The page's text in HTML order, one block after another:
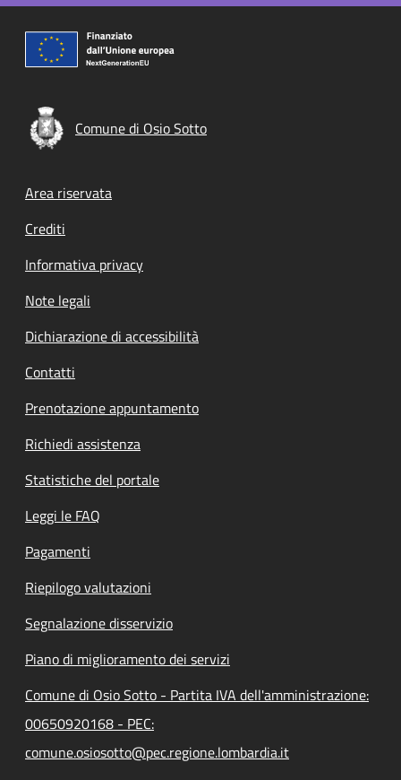
Comune di Osio Sotto
Footer menu
Area riservata
Crediti
Informativa privacy
Note legali
Dichiarazione di accessibilità
Contatti
Prenotazione appuntamento
Richiedi assistenza
Statistiche del portale
Leggi le FAQ
Pagamenti
Riepilogo valutazioni
Segnalazione disservizio
Piano di miglioramento dei servizi
Comune di Osio Sotto - Partita IVA dell'amministrazione:
00650920168 - PEC:
comune.osiosotto@pec.regione.lombardia.it